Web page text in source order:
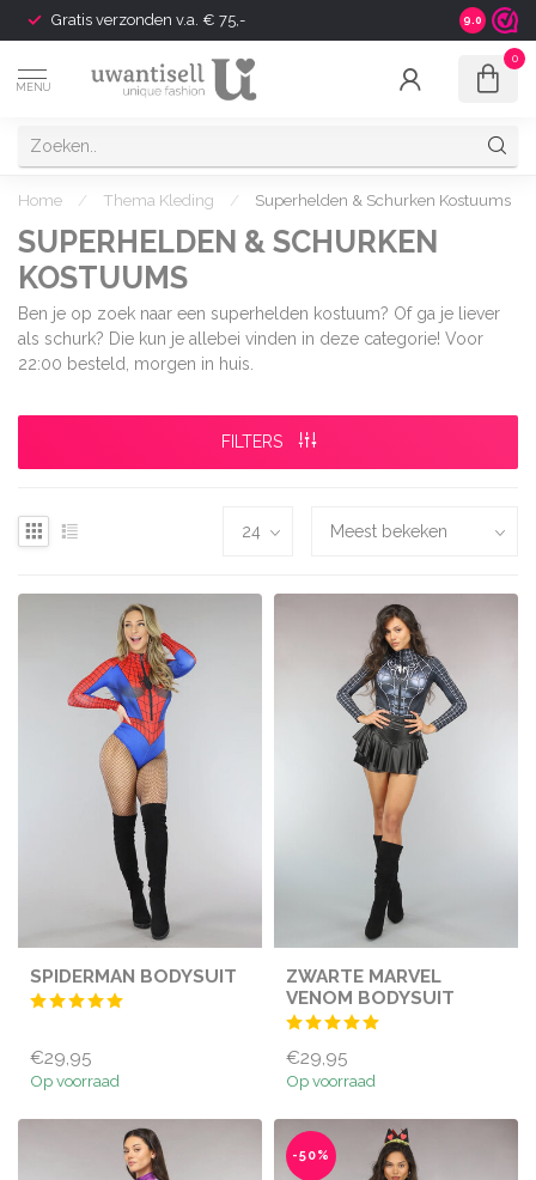
Gratis verzonden v.a. € 75,- Shipping
9.0
MENU
0
Home / Thema Kleding / Superhelden & Schurken Kostuums
SUPERHELDEN & SCHURKEN
KOSTUUMS
Ben je op zoek naar een superhelden kostuum? Of ga je liever
als schurk? Die kun je allebei vinden in deze categorie! Voor
22:00 besteld, morgen in huis.
FILTERS
SPIDERMAN BODYSUIT
€29,95
Op voorraad
ZWARTE MARVEL
VENOM BODYSUIT
€29,95
Op voorraad
-50%